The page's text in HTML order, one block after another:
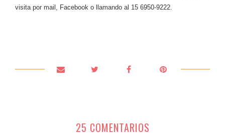
visita por mail, Facebook o llamando al 15 6950-9222.
25 COMENTARIOS